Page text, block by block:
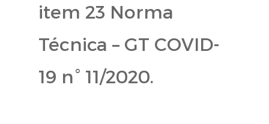
item 23 Norma
Técnica – GT COVID-
19 n° 11/2020.